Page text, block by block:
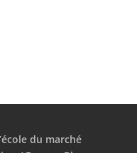
du marché